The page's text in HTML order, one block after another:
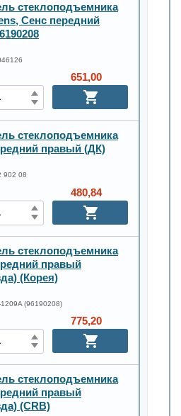
стеклоподъемника
Сенс передний
651,00
стеклоподъемника
правый (ДК)
902 08
480,84
стеклоподъемника
правый
(Корея)
(96190208)
775,20
стеклоподъемника
правый
(CRB)